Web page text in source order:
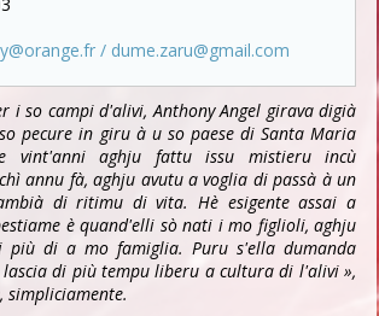
/ dume.zaru@gmail.com
i so campi d'alivi, Anthony Angel girava digià
pecure in giru à u so paese di Santa Maria
vint'anni aghju fattu issu mistieru incù
annu fà, aghju avutu a voglia di passà à un
di ritimu di vita. Hè esigente assai a
è quand'elli sò nati i mo figlioli, aghju
più di a mo famiglia. Puru s'ella dumanda
di più tempu liberu a cultura di l'alivi »,
simpliciamente.